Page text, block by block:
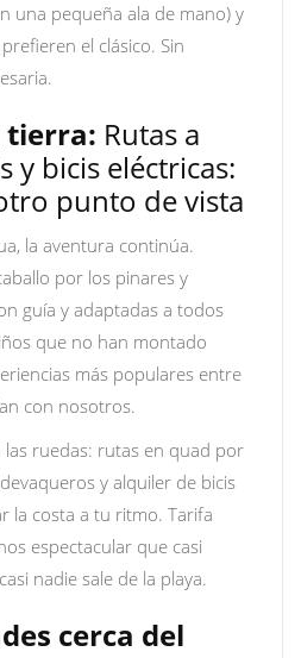
una pequeña ala de mano) y
el clásico. Sin
tierra: Rutas a
y bicis eléctricas:
punto de vista
la aventura continúa.
por los pinares y
guía y adaptadas a todos
que no han montado
más populares entre
con nosotros.
ruedas: rutas en quad por
y alquiler de bicis
la costa a tu ritmo. Tarifa
espectacular que casi
nadie sale de la playa.
cerca del